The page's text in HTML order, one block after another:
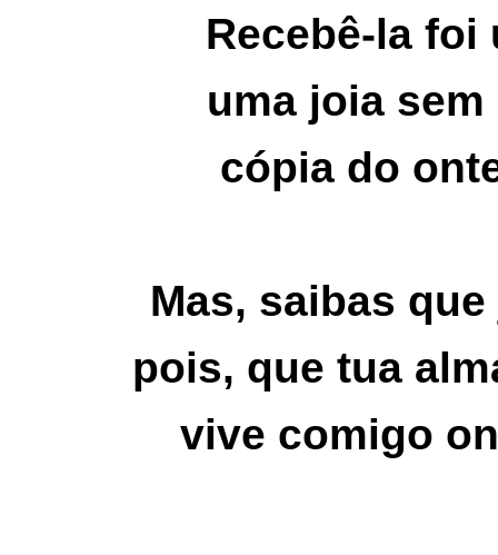
Recebê-la foi
uma joia
cópia do
Mas, saibas
pois, que tua
vive comigo